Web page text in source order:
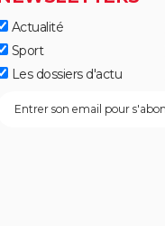
Actualité
Sport
Les dossiers d'actu